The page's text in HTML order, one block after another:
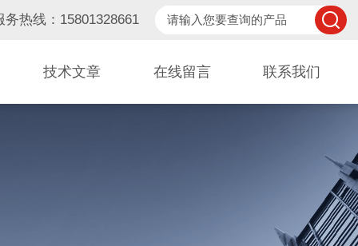
务热线：15801328661
技术文章 在线留言 联系我们